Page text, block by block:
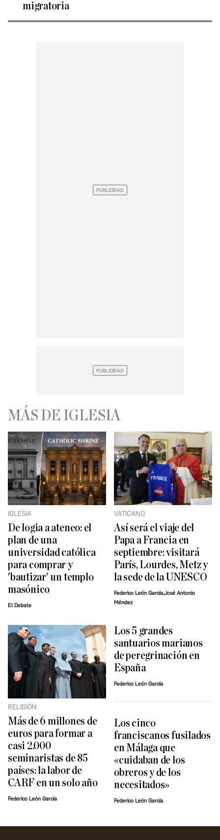
migratoria
MÁS DE IGLESIA
IGLESIA
De logia a ateneo: el
plan de una
universidad católica
para comprar y
'bautizar' un templo
masónico
El Debate
VATICANO
Así será el viaje del
Papa a Francia en
septiembre: visitará
París, Lourdes, Metz y
la sede de la UNESCO
Federico León García,José Antonio
Méndez
RELIGIÓN
Más de 6 millones de
euros para formar a
casi 2.000
seminaristas de 85
países: la labor de
CARF en un solo año
Federico León García
Los 5 grandes
santuarios marianos
de peregrinación en
España
Federico León García
Los cinco
franciscanos fusilados
en Málaga que
«cuidaban de los
obreros y de los
necesitados»
Federico León García